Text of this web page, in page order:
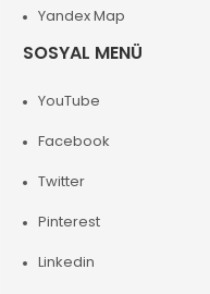
Yandex Map
SOSYAL MENÜ
YouTube
Facebook
Twitter
Pinterest
Linkedin